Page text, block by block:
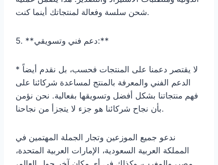
شحن سلسة وفعالة لمنتجاتك أينما كنت.
5. **دعم فني وتسويقي:**
* لا يقتصر دعمنا على المنتجات فحسب، بل نقدم أيضاً
الدعم الفني والمعرفة بالمنتج لمساعدة شركائنا على
فهم منتجاتنا بشكل أفضل وتسويقها بفعالية. نحن نؤمن
بأن نجاح شركائنا هو جزء لا يتجزأ من نجاحنا.
ندعو جميع الموزعين وتجار الجملة المهتمين في
المملكة العربية السعودية، الإمارات العربية المتحدة،